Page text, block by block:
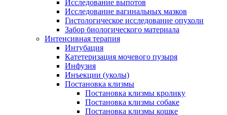
Исследование выпотов
Исследование вагинальных мазков
Гистологическое исследование опухоли
Забор биологического материала
Интенсивная терапия
Интубация
Катетеризация мочевого пузыря
Инфузия
Инъекции (уколы)
Постановка клизмы
Постановка клизмы кролику
Постановка клизмы собаке
Постановка клизмы кошке